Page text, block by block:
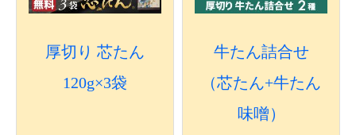
厚切り 芯たん
120g×3袋
牛たん詰合せ
（芯たん+牛たん
味噌）